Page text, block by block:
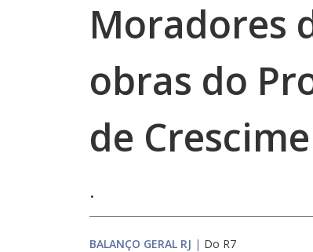
Moradores
obras do
de
.
BALANÇO GERAL RJ | Do R7